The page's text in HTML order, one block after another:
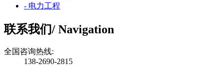
- 电力工程
联系我们/ Navigation
全国咨询热线:
138-2690-2815